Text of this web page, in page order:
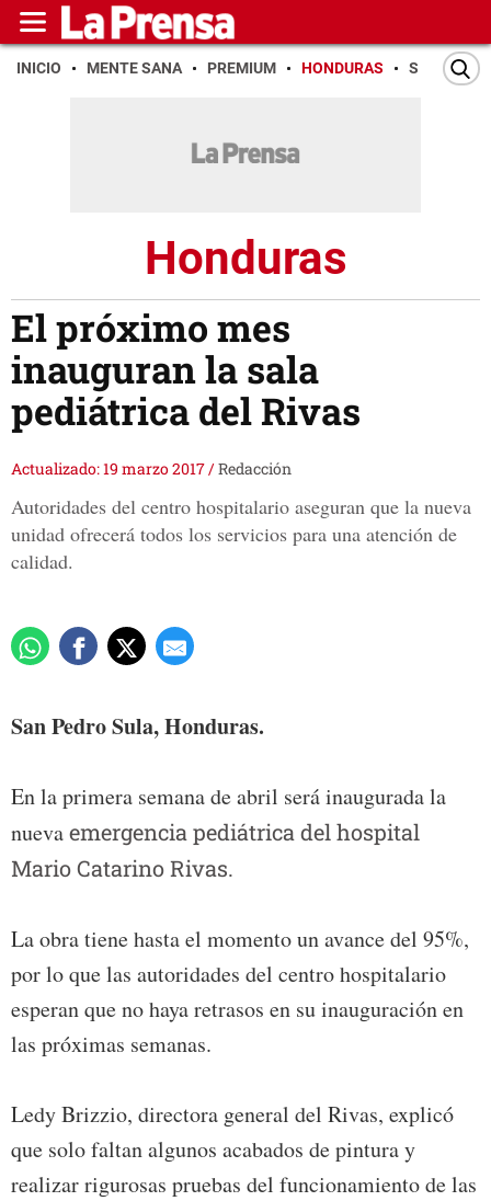
INICIO MENTE SANA PREMIUM HONDURAS SAN PEDRO
Honduras
El próximo mes
inauguran la sala
pediátrica del Rivas
Actualizado: 19 marzo 2017/Redacción
Autoridades del centro hospitalario aseguran que la nueva
unidad ofrecerá todos los servicios para una atención de
calidad.
San Pedro Sula, Honduras.
En la primera semana de abril será inaugurada la
nuevaemergencia pediátrica del hospital
Mario Catarino Rivas.
La obra tiene hasta el momento un avance del 95%,
por lo que las autoridades del centro hospitalario
esperan que no haya retrasos en su inauguración en
las próximas semanas.
Ledy Brizzio, directora general del Rivas, explicó
que solo faltan algunos acabados de pintura y
realizar rigurosas pruebas del funcionamiento de las